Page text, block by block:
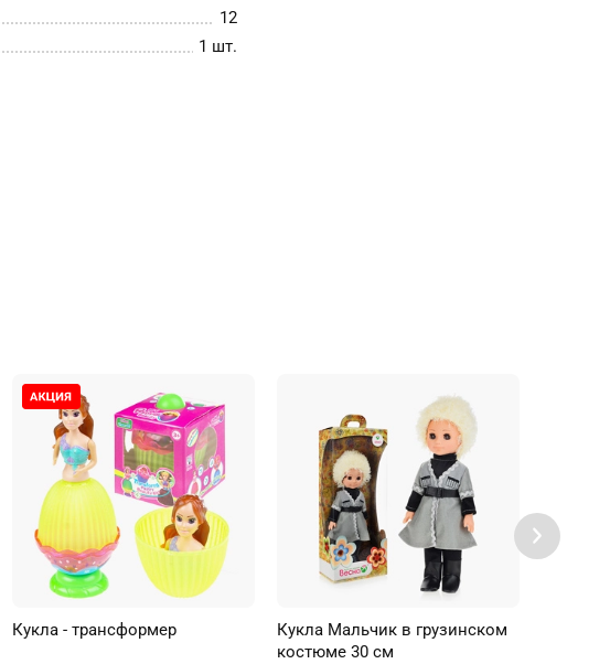
12
1 шт.
Кукла - трансформер
Кукла Мальчик в грузинском
костюме 30 см